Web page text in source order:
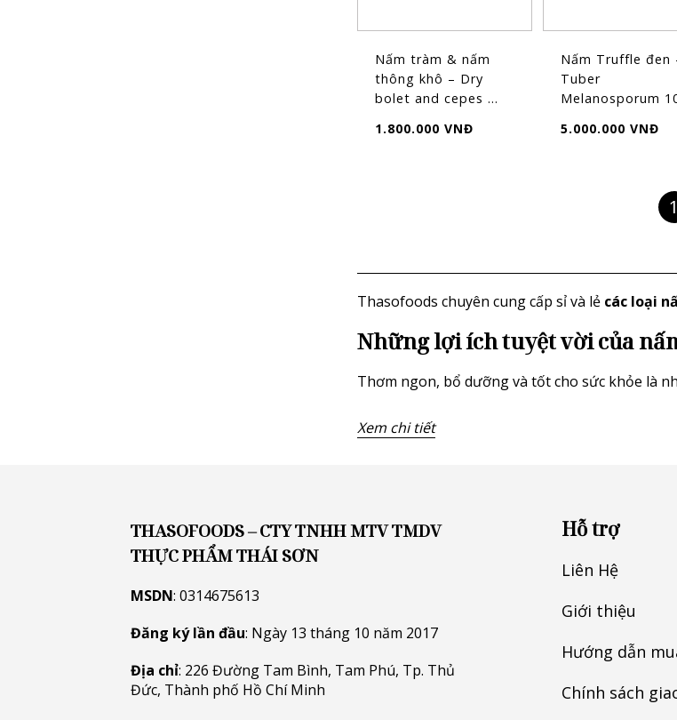
Nấm tràm & nấm
thông khô – Dry
bolet and cepes ...
1.800.000 VNĐ
Nấm Truffle đen
Tuber
Melanosporum
5.000.000 VNĐ
1
Thasofoods chuyên cung cấp sỉ và lẻ các loại
Những lợi ích tuyệt vời của
Thơm ngon, bổ dưỡng và tốt cho sức khỏe là
Xem chi tiết
THASOFOODS – CTY TNHH MTV TMDV
THỰC PHẨM THÁI SƠN
MSDN: 0314675613
Đăng ký lần đầu: Ngày 13 tháng 10 năm 2017
Địa chỉ: 226 Đường Tam Bình, Tam Phú, Tp. Thủ
Đức, Thành phố Hồ Chí Minh
Hỗ trợ
Liên Hệ
Giới thiệu
Hướng dẫn
Chính sách